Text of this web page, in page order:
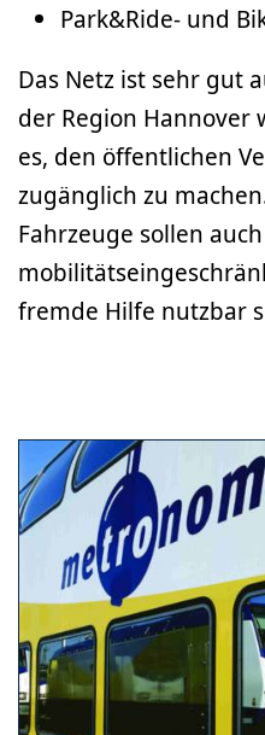
Park&Ride- und
Das Netz ist sehr gut
der Region
es, den öffentlichen
zugänglich zu
Fahrzeuge sollen
fremde Hilfe nutzbar